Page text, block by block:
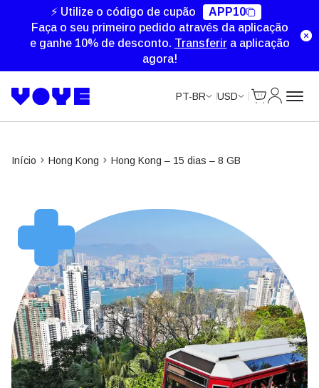
⚡ Utilize o código de cupão
APP10
Faça o seu primeiro pedido através da aplicação
e ganhe 10% de desconto. Transferira aplicação
agora!
PT-BR USD
Início Hong Kong Hong Kong – 15 dias – 8 GB